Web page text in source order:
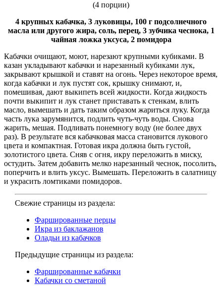
(4 порции)
4 крупных кабачка, 3 луковицы, 100 г подсолнечного
масла или другого жира, соль, перец, 3 зубчика чеснока, 1
чайная ложка уксуса, 2 помидора
Кабачки очищают, моют, нарезают круп­ными кубиками. В
казан укладывают кабач­ки и нарезанный кубиками лук,
закрывают крышкой и ставят на огонь. Через некоторое время,
когда кабачки и лук пустят сок, крыш­ку снимают, и,
помешивая, дают выкипеть всей жидкости. Когда жидкость
почти выки­пит и лук станет приставать к стенкам, влить
масло, вымешать и дать таким образом жа­риться луку. Когда
часть лука зарумянится, подлить чуть-чуть воды. Снова
жарить, ме­шая. Подливать понемногу воду (не более двух
раз). В результате вся кабачковая масса становится лукового
цвета и компактная. Го­товая икра должна быть густой,
золотистого цвета. Сняв с огня, икру переложить в миску,
остудить. Затем добавить мелко нарезанный чеснок, посолить,
поперчить и влить уксус. Вымешать. Переложить в салатницу
и украсить ломтиками помидоров.
Свежие страницы из раздела:
Фаршированные перцы
Икра из баклажанов
Оладьи из кабачков
Предыдущие страницы из раздела:
Фаршированные кабачки
Кабачки со сметаной